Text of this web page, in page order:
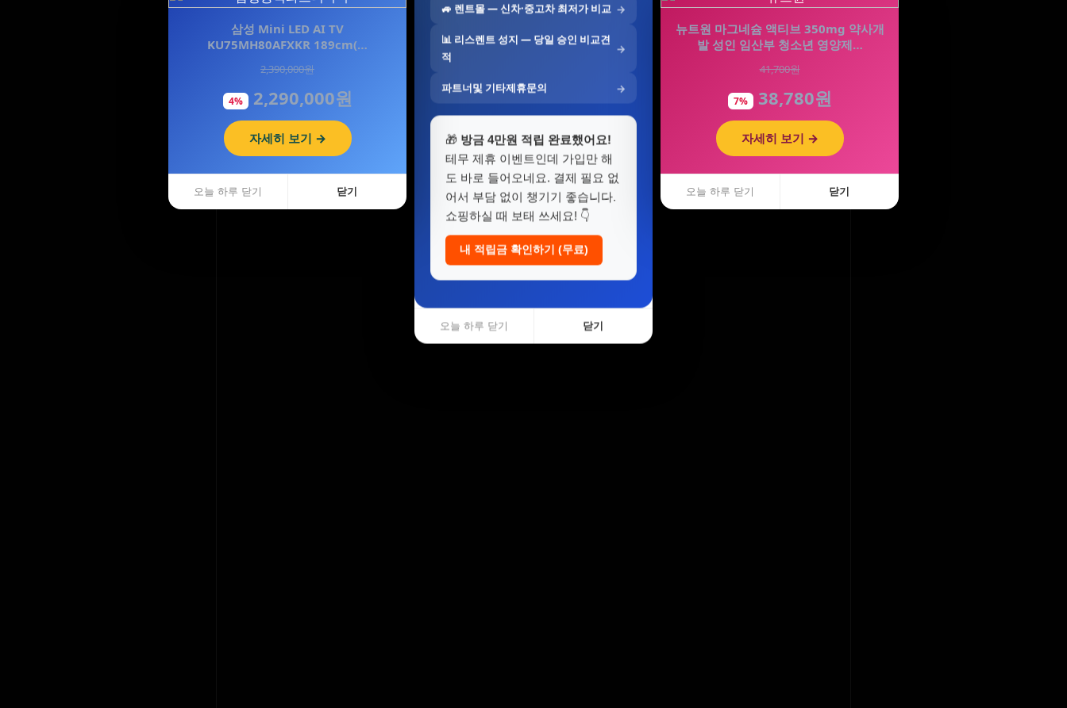
🚙 렌트몰 — 신차·중고차 최저가 비교 →
📊 리스렌트 성지 — 당일 승인 비교견
적
→
파트너및 기타제휴문의 →
🎁 방금 4만원 적립 완료했어요!
테무 제휴 이벤트인데 가입만 해
도 바로 들어오네요. 결제 필요 없
어서 부담 없이 챙기기 좋습니다.
쇼핑하실 때 보태 쓰세요! 👇
내 적립금 확인하기 (무료)
오늘 하루 닫기 닫기
뉴트원 마그네슘 액티브 350mg 약사개
발 성인 임산부 청소년 영양제…
41,700원
7% 38,780원
자세히 보기 →
오늘 하루 닫기 닫기
삼성 Mini LED AI TV
KU75MH80AFXKR 189cm(…
2,390,000원
4% 2,290,000원
자세히 보기 →
오늘 하루 닫기 닫기